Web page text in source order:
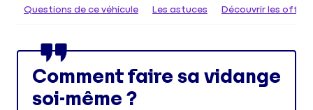
Questions de ce véhicule Les astuces Découvrir les
Comment faire sa vidange
soi-même ?